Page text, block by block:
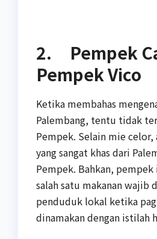
2. Pempek
Pempek Vico
Ketika membahas
Palembang, tentu tidak
Pempek. Selain mie celor,
yang sangat khas dari
Pempek. Bahkan,
salah satu makanan wajib
penduduk lokal ketika
dinamakan dengan istilah